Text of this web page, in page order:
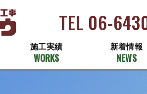
TEL 06-
施工実績
WORKS
新着情報
NEWS